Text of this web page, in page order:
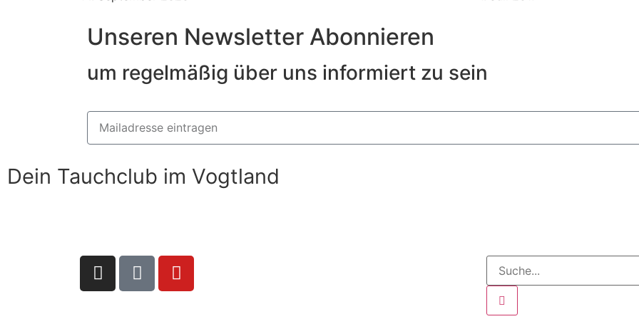
Unseren Newsletter Abonnieren
um regelmäßig über uns informiert zu sein
Dein Tauchclub im Vogtland